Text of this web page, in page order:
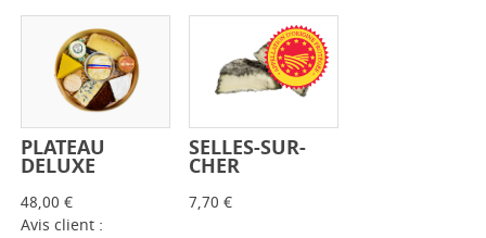
-
PLATEAU
DELUXE
48,00 €
Avis client :
- +
SELLES-SUR-
CHER
7,70 €